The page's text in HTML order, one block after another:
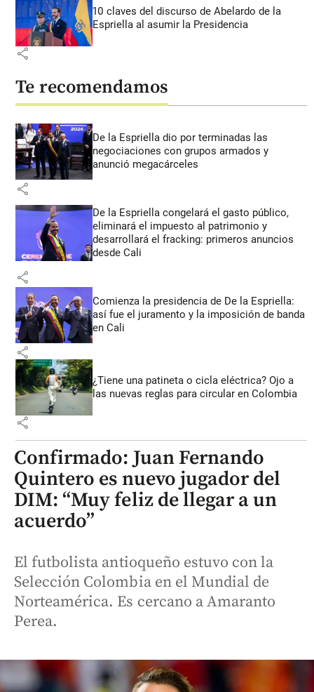
10 claves del discurso de Abelardo de la
Espriella al asumir la Presidencia
share
Te recomendamos
De la Espriella dio por terminadas las
negociaciones con grupos armados y
anunció megacárceles
share
De la Espriella congelará el gasto público,
eliminará el impuesto al patrimonio y
desarrollará el fracking: primeros anuncios
desde Cali
share
Comienza la presidencia de De la Espriella:
así fue el juramento y la imposición de banda
en Cali
share
¿Tiene una patineta o cicla eléctrica? Ojo a
las nuevas reglas para circular en Colombia
share
Confirmado: Juan Fernando
Quintero es nuevo jugador del
DIM: “Muy feliz de llegar a un
acuerdo”
El futbolista antioqueño estuvo con la
Selección Colombia en el Mundial de
Norteamérica. Es cercano a Amaranto
Perea.